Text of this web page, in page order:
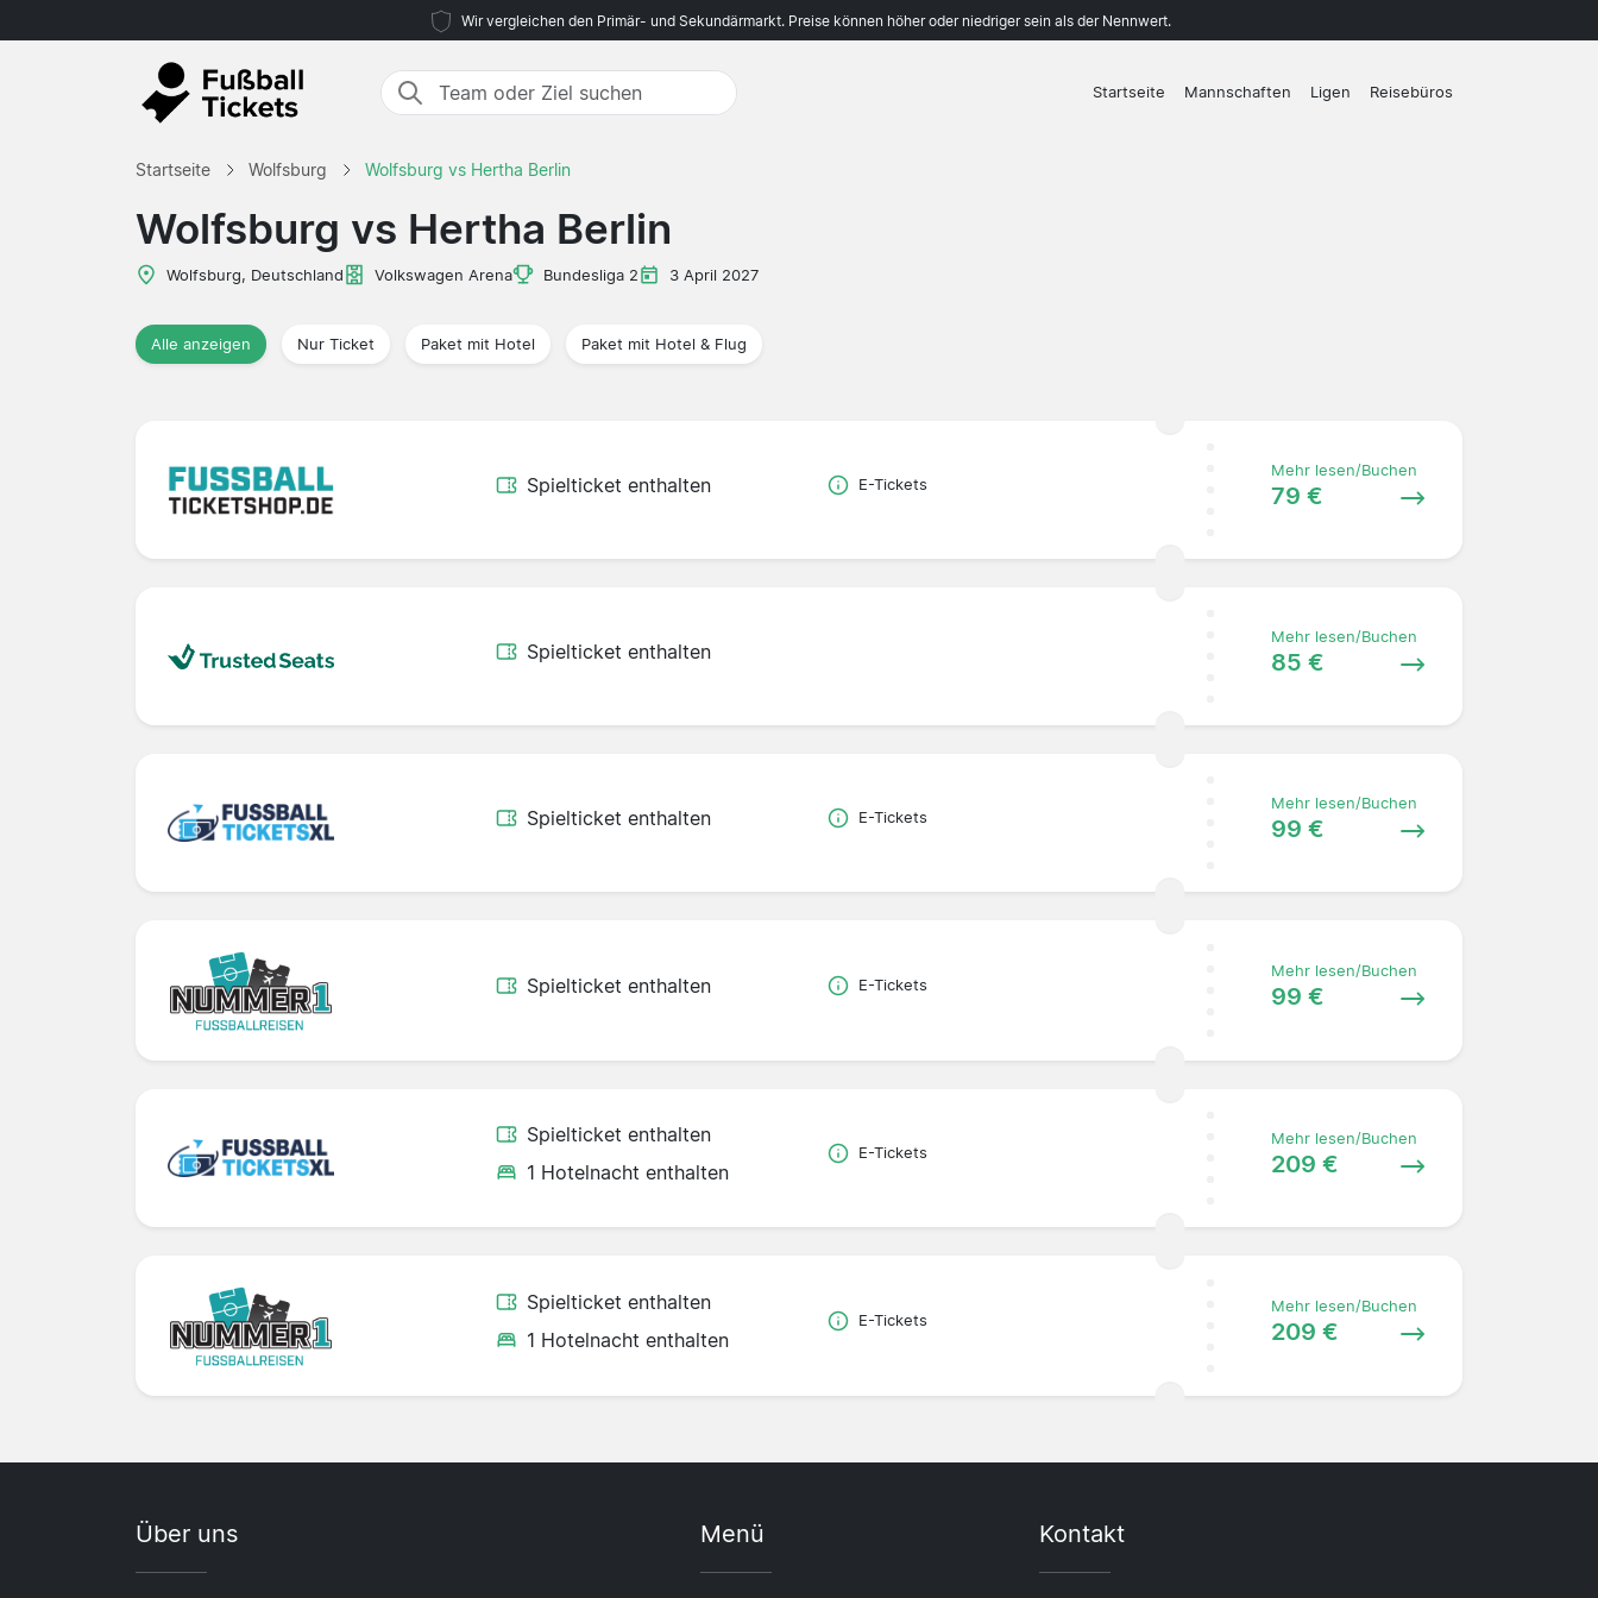
Wir vergleichen den Primär- und Sekundärmarkt. Preise können höher oder niedriger sein als der Nennwert.
Startseite Mannschaften Ligen Reisebüros
Startseite Wolfsburg Wolfsburg vs Hertha Berlin
Wolfsburg vs Hertha Berlin
Wolfsburg, Deutschland Volkswagen Arena Bundesliga 2 3 April 2027
Alle anzeigen Nur Ticket Paket mit Hotel Paket mit Hotel & Flug
Spielticket enthalten E-Tickets
Mehr lesen/Buchen
79 €
Spielticket enthalten
Mehr lesen/Buchen
85 €
Spielticket enthalten E-Tickets
Mehr lesen/Buchen
99 €
Spielticket enthalten E-Tickets
Mehr lesen/Buchen
99 €
Spielticket enthalten
1 Hotelnacht enthalten
E-Tickets
Mehr lesen/Buchen
209 €
Spielticket enthalten
1 Hotelnacht enthalten
E-Tickets
Mehr lesen/Buchen
209 €
Über uns Menü Kontakt